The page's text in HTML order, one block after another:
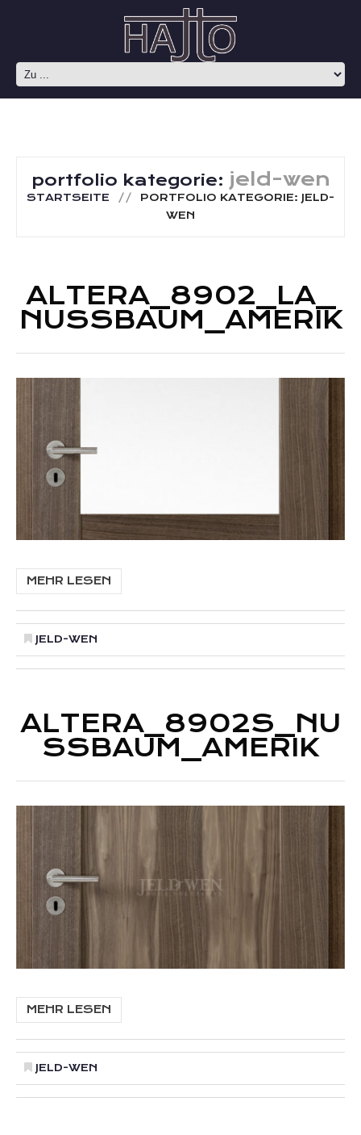
portfolio kategorie: jeld-wen
STARTSEITE
PORTFOLIO KATEGORIE: JELD-
WEN
ALTERA_8902_LA_
NUSSBAUM_AMERIK
MEHR LESEN
JELD-WEN
ALTERA_8902S_NU
SSBAUM_AMERIK
MEHR LESEN
JELD-WEN